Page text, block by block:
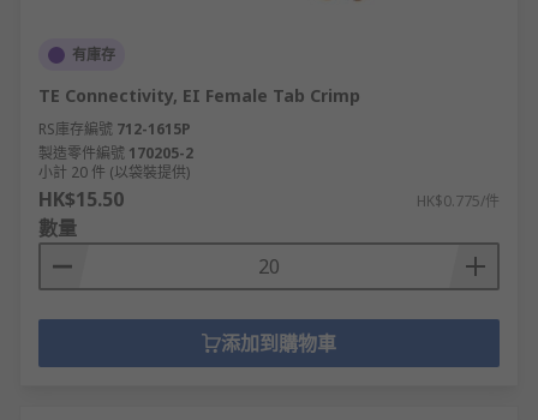
有庫存
TE Connectivity, EI Female Tab Crimp
RS庫存編號 712-1615P
製造零件編號 170205-2
小計 20 件 (以袋裝提供)
HK$15.50 HK$0.775/件
數量
添加到購物車